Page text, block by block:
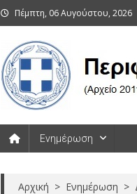
Πέμπτη, 06 Αυγούστου, 2026
Περιφέρεια
Ενημέρωση
Αρχική > Ενημέρωση >